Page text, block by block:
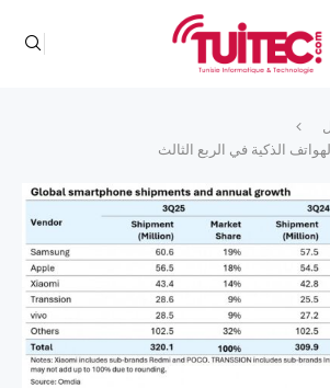
الذكية في الربع الثالث